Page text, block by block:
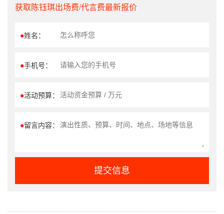
获取陈钰琪出场费/代言费最新报价
●姓名：
●手机号：
●活动预算：
●留言内容：
提交信息